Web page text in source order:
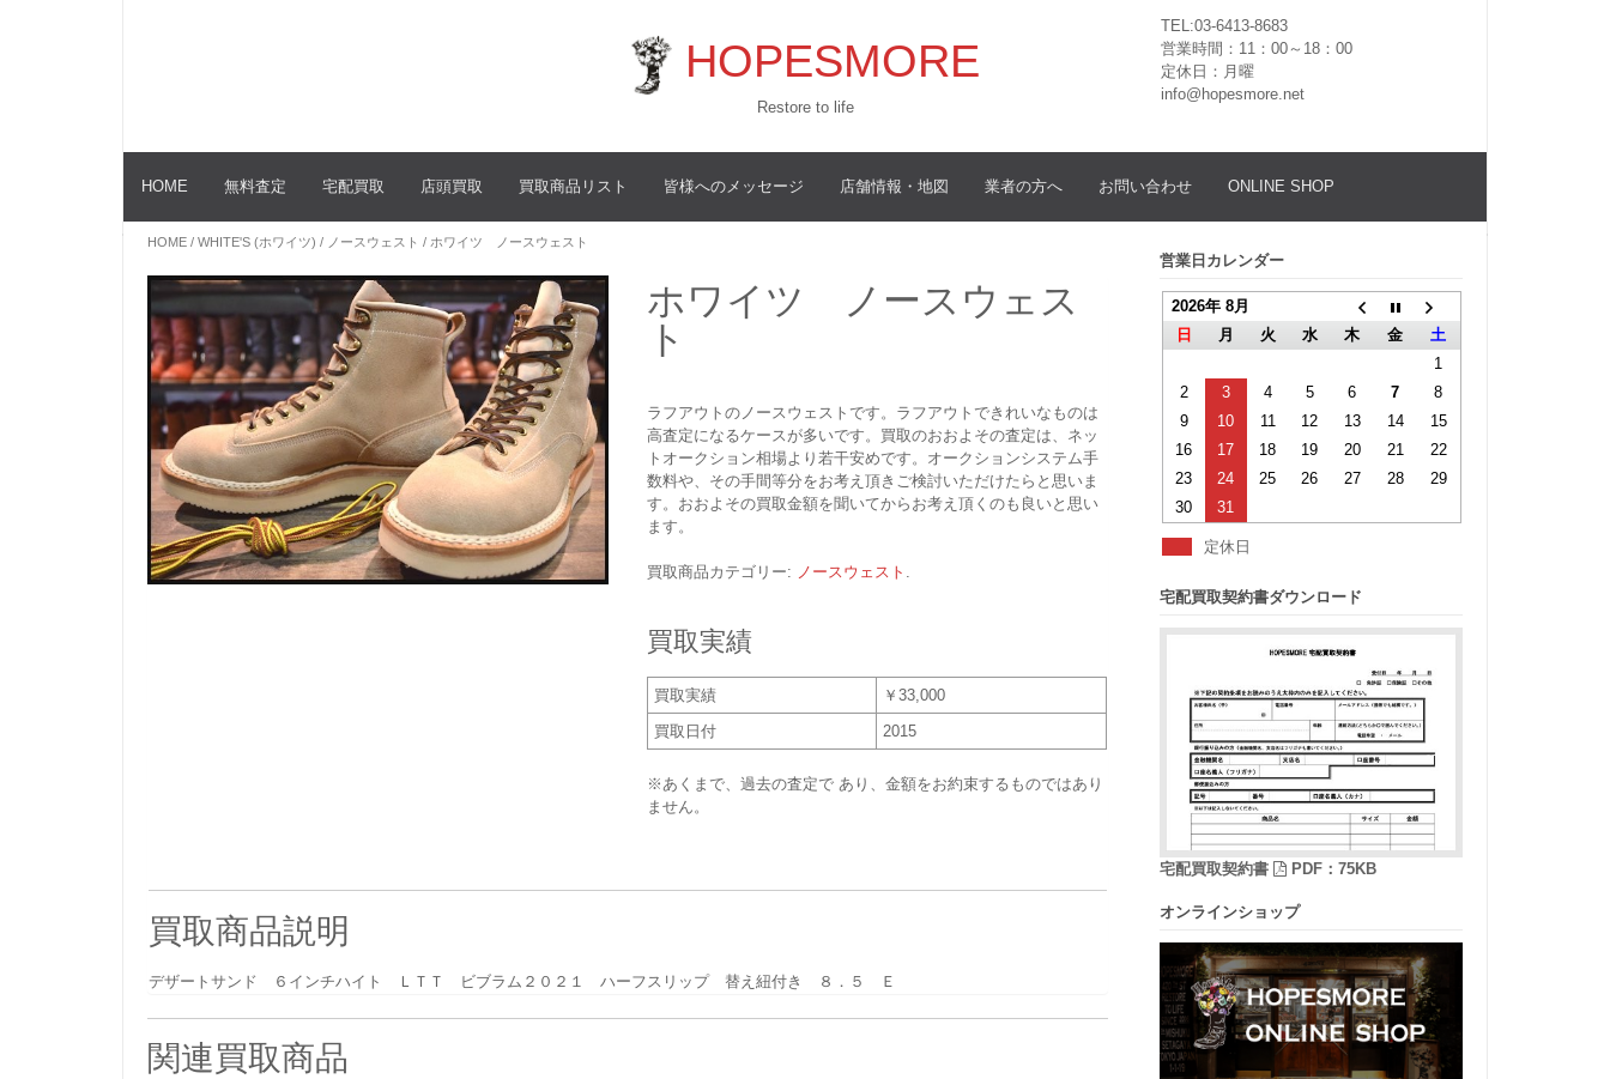
TEL:03-6413-8683
営業時間：11：00～18：00
定休日：月曜
info@hopesmore.net
HOPESMORE
Restore to life
HOME 無料査定 宅配買取 店頭買取 買取商品リスト 皆様へのメッセージ 店舗情報・地図 業者の方へ お問い合わせ ONLINE SHOP
HOME / WHITE'S (ホワイツ) / ノースウェスト / ホワイツ ノースウェスト
ホワイツ ノースウェス
ト
ラフアウトのノースウェストです。ラフアウトできれいなものは
高査定になるケースが多いです。買取のおおよその査定は、ネッ
トオークション相場より若干安めです。オークションシステム手
数料や、その手間等分をお考え頂きご検討いただけたらと思いま
す。おおよその買取金額を聞いてからお考え頂くのも良いと思い
ます。
買取商品カテゴリー: ノースウェスト .
買取実績
買取実績
￥33,000
買取日付
2015
※あくまで、過去の査定で あり、金額をお約束するものではあり
ません。
買取商品説明
デザートサンド ６インチハイト ＬＴＴ ビブラム２０２１ ハーフスリップ 替え紐付き ８．５ Ｅ
関連買取商品
営業日カレンダー
2026年 8月
日
月 火 水 木 金
土
1
2
3 4 5 6 7
8
9
10 11 12 13 14
15
16
17 18 19 20 21
22
23
24 25 26 27 28
29
30
31
定休日
宅配買取契約書ダウンロード
宅配買取契約書 PDF：75KB
オンラインショップ